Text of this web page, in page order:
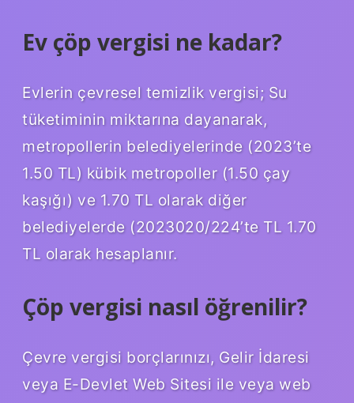
Ev çöp vergisi ne kadar?
Evlerin çevresel temizlik vergisi; Su
tüketiminin miktarına dayanarak,
metropollerin belediyelerinde (2023’te
1.50 TL) kübik metropoller (1.50 çay
kaşığı) ve 1.70 TL olarak diğer
belediyelerde (2023020/224’te TL 1.70
TL olarak hesaplanır.
Çöp vergisi nasıl öğrenilir?
Çevre vergisi borçlarınızı, Gelir İdaresi
veya E-Devlet Web Sitesi ile veya web